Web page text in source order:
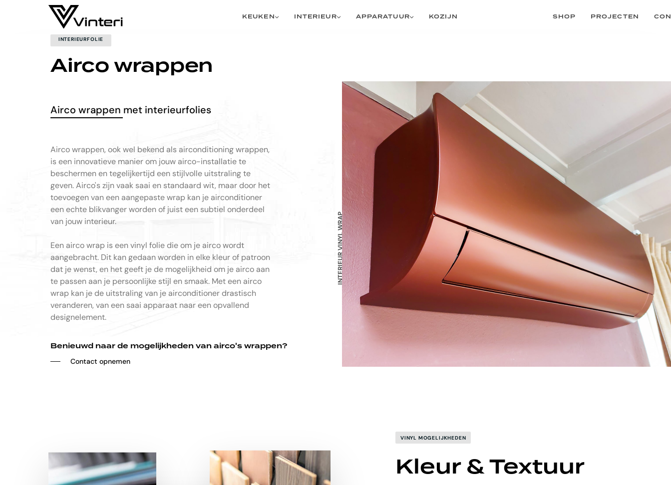
KEUKEN INTERIEUR APPARATUUR KOZIJN SHOP PROJECTEN
INTERIEURFOLIE
Airco wrappen
Airco wrappen met interieurfolies
Airco wrappen, ook wel bekend als airconditioning wrappen,
is een innovatieve manier om jouw airco-installatie te
beschermen en tegelijkertijd een stijlvolle uitstraling te
geven. Airco's zijn vaak saai en standaard wit, maar door het
toevoegen van een aangepaste wrap kan je airconditioner
een echte blikvanger worden of juist een subtiel onderdeel
van jouw interieur.
Een airco wrap is een vinyl folie die om je airco wordt
aangebracht. Dit kan gedaan worden in elke kleur of patroon
dat je wenst, en het geeft je de mogelijkheid om je airco aan
te passen aan je persoonlijke stijl en smaak. Met een airco
wrap kan je de uitstraling van je airconditioner drastisch
veranderen, van een saai apparaat naar een opvallend
designelement.
Benieuwd naar de mogelijkheden van airco's wrappen?
── Contact opnemen
INTERIEUR VINYL WRAP
VINYL MOGELIJKHEDEN
Kleur & Textuur